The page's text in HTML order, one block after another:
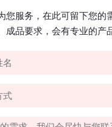
您服务，在此可留下您的
成品要求，会有专业的产